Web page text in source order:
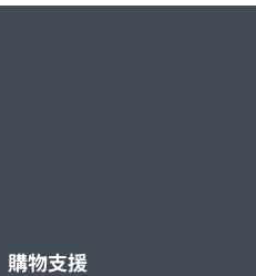
購物支援